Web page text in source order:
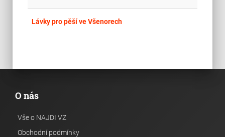
Lávky pro pěší ve Všenorech
O nás
Vše o NAJDI VZ
Obchodní podmínky